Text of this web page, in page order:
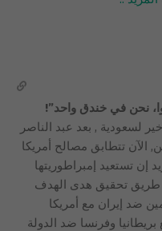
نحن في خندق واحد”!
لسعودية , بعد عبد الناصر
تتطابق مصالح أمريكا
إن تستعيد إمبراطوريتها
طريق تحقيق هدى الهدف
ضد إيران مع أمريكا
وفرنسا ضد الدولة